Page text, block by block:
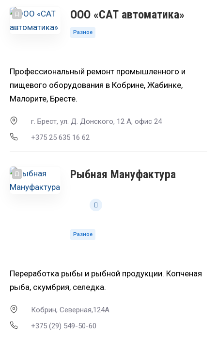
ООО «САТ автоматика»
Разное
Профессиональный ремонт промышленного и
пищевого оборудования в Кобрине, Жабинке,
Малорите, Бресте.
г. Брест, ул. Д. Донского, 12 А, офис 24
+375 25 635 16 62
Рыбная Мануфактура
Разное
Переработка рыбы и рыбной продукции. Копченая
рыба, скумбрия, селедка.
Кобрин, Северная,124А
+375 (29) 549-50-60